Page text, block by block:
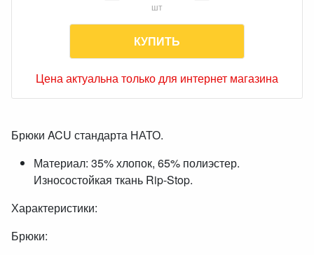
шт
КУПИТЬ
Цена актуальна только для интернет магазина
Брюки ACU стандарта НАТО.
Материал: 35% хлопок, 65% полиэстер.
Износостойкая ткань Rip-Stop.
Характеристики:
Брюки: